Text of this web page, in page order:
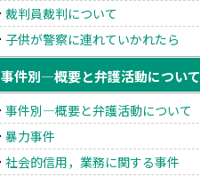
裁判員裁判について
子供が警察に連れていかれたら
事件別―概要と弁護活動について
事件別―概要と弁護活動について
暴力事件
社会的信用，業務に関する事件